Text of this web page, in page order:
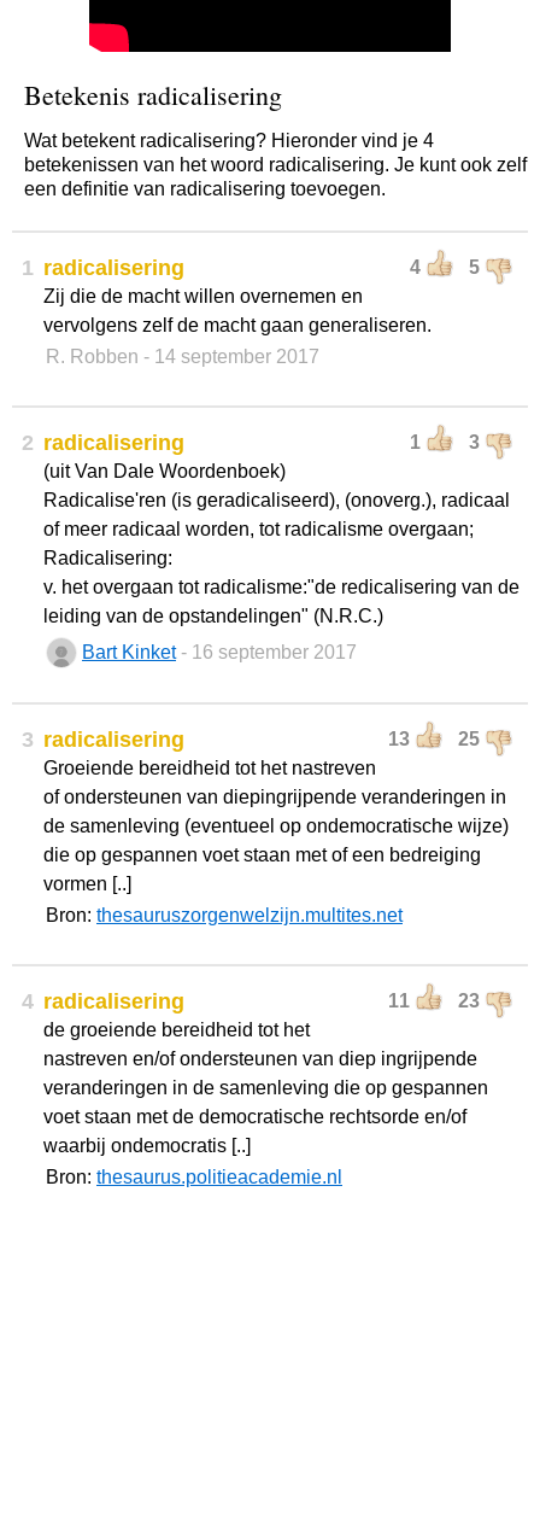
Betekenis radicalisering
Wat betekent radicalisering? Hieronder vind je 4
betekenissen van het woord radicalisering. Je kunt ook zelf
een definitie van radicalisering toevoegen.
1 4 5
radicalisering
Zij die de macht willen overnemen en
vervolgens zelf de macht gaan generaliseren.
R. Robben - 14 september 2017
2 1 3
radicalisering
(uit Van Dale Woordenboek)
Radicalise'ren (is geradicaliseerd), (onoverg.), radicaal
of meer radicaal worden, tot radicalisme overgaan;
Radicalisering:
v. het overgaan tot radicalisme:"de redicalisering van de
leiding van de opstandelingen" (N.R.C.)
Bart Kinket - 16 september 2017
3 13 25
radicalisering
Groeiende bereidheid tot het nastreven
of ondersteunen van diepingrijpende veranderingen in
de samenleving (eventueel op ondemocratische wijze)
die op gespannen voet staan met of een bedreiging
vormen [..]
Bron: thesauruszorgenwelzijn.multites.net
4 11 23
radicalisering
de groeiende bereidheid tot het
nastreven en/of ondersteunen van diep ingrijpende
veranderingen in de samenleving die op gespannen
voet staan met de democratische rechtsorde en/of
waarbij ondemocratis [..]
Bron: thesaurus.politieacademie.nl